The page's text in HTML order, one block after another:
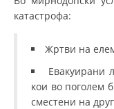
катастрофа:
Жртви на
Евакуирани
кои во поголем
сместени на